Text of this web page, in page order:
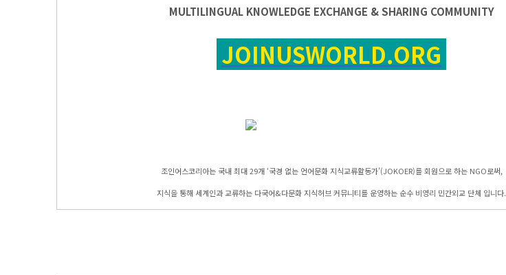
MULTILINGUAL KNOWLEDGE EXCHANGE & SHARING COMMUNITY
JOINUSWORLD.ORG
조인어스코리아는 국내 최대 29개 ‘국경 없는 언어문화 지식교류활동가’(JOKOER)를 회원으로 하는 NGO로써,
지식을 통해 세계인과 교류하는 다국어&다문화 지식허브 커뮤니티를 운영하는 순수 비영리 민간외교 단체 입니다.